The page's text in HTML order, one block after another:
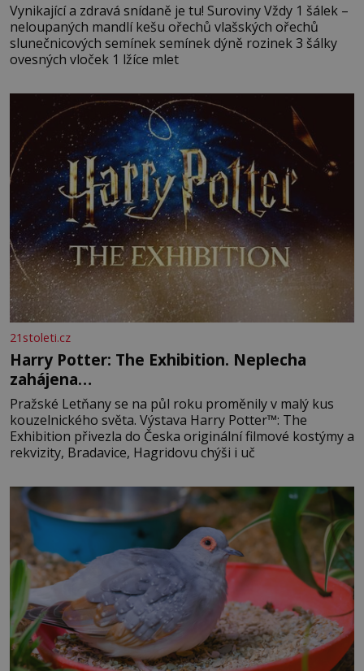
Vynikající a zdravá snídaně je tu! Suroviny Vždy 1 šálek –
neloupaných mandlí kešu ořechů vlašských ořechů
slunečnicových semínek semínek dýně rozinek 3 šálky
ovesných vloček 1 lžíce mlet
21stoleti.cz
Harry Potter: The Exhibition. Neplecha
zahájena…
Pražské Letňany se na půl roku proměnily v malý kus
kouzelnického světa. Výstava Harry Potter™: The
Exhibition přivezla do Česka originální filmové kostýmy a
rekvizity, Bradavice, Hagridovu chýši i uč